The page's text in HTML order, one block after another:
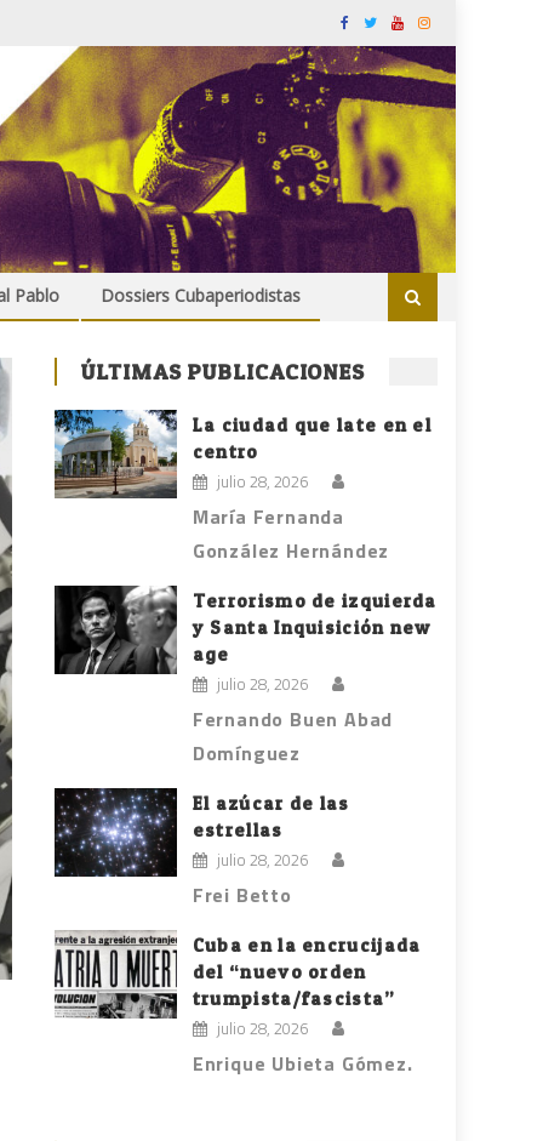
Pablo Dossiers Cubaperiodistas
ÚLTIMAS PUBLICACIONES
La ciudad que late en el
centro
julio 28, 2026
María Fernanda
González Hernández
Terrorismo de izquierda
y Santa Inquisición new
age
julio 28, 2026
Fernando Buen Abad
Domínguez
El azúcar de las
estrellas
julio 28, 2026
Frei Betto
Cuba en la encrucijada
del “nuevo orden
trumpista/fascista”
julio 28, 2026
Enrique Ubieta Gómez.